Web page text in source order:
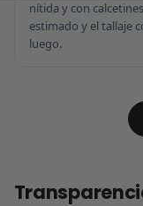
nítida y con
estimado y el tallaje
luego.